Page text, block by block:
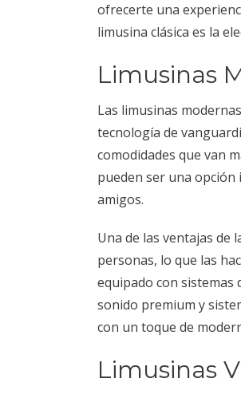
ofrecerte una
limusina clásica es la
Limusinas
Las limusinas
tecnología de
comodidades que van
pueden ser una opción
amigos.
Una de las ventajas de
personas, lo que las
equipado con sistemas
sonido premium y
con un toque de
Limusinas